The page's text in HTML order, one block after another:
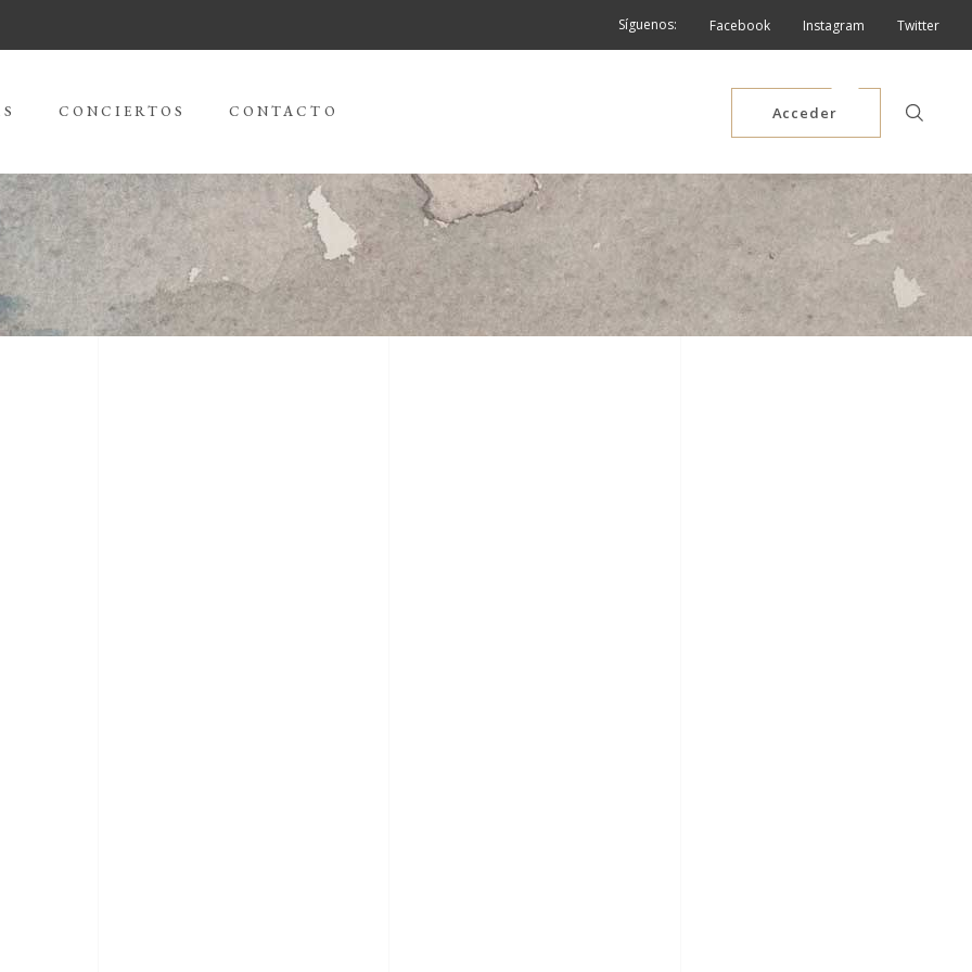
Síguenos: Facebook Instagram Twitter
CONCIERTOS CONTACTO Acceder